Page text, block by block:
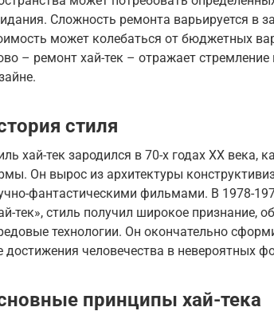
Сложность ремонта варьируется в
может колебаться от бюджетных
– ремонт хай-тек – отражает
стиля
хай-тек зародился в 70-х годах XX века,
Он вырос из архитектуры
фантастическими фильмами. В 1978-
тек», стиль получил широкое признание,
технологии. Он окончательно
достижения человечества в невероятных
принципы хай-тека